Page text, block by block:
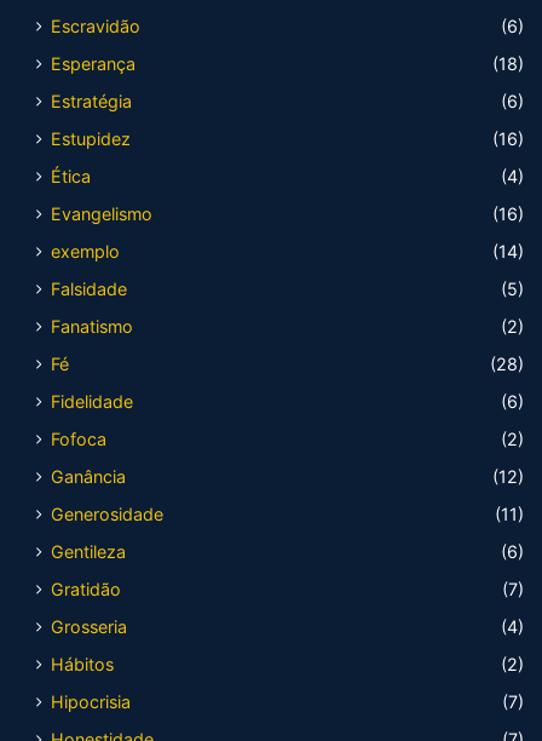
Escravidão
(6)
Esperança
(18)
Estratégia
(6)
Estupidez
(16)
Ética
(4)
Evangelismo
(16)
exemplo
(14)
Falsidade
(5)
Fanatismo
(2)
Fé
(28)
Fidelidade
(6)
Fofoca
(2)
Ganância
(12)
Generosidade
(11)
Gentileza
(6)
Gratidão
(7)
Grosseria
(4)
Hábitos
(2)
Hipocrisia
(7)